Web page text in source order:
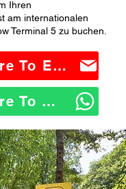
Ihren
am internationalen
Terminal 5 zu buchen.
Click Here To Email Us
Click Here To WhatsApp Us